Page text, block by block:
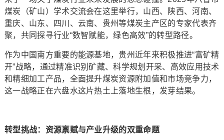
煤炭（矿山）学术交流会在这里举行，山西、陕西、河南、
重庆、山东、四川、云南、贵州等煤炭主产区的专家代表齐
聚，共同探寻行业“数智赋能，绿色高效”的转型路径。
作为中国南方重要的能源基地，贵州近年来积极推进“富矿精
开”战略，通过精准识别矿藏、科学规划开采、高效应用技术
和精细加工产品，全面提升煤炭资源附加值和市场竞争力，
这一战略正在六盘水这片热土上落地生根，发芽结果。
转型挑战：资源禀赋与产业升级的双重命题